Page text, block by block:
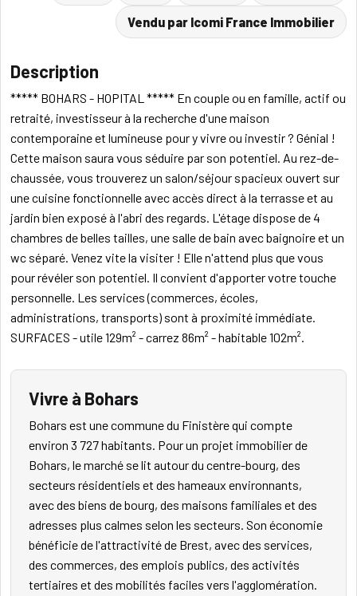
Vendu par Icomi France Immobilier
Description
***** BOHARS - HOPITAL ***** En couple ou en famille, actif ou
retraité, investisseur à la recherche d'une maison
contemporaine et lumineuse pour y vivre ou investir ? Génial !
Cette maison saura vous séduire par son potentiel. Au rez-de-
chaussée, vous trouverez un salon/séjour spacieux ouvert sur
une cuisine fonctionnelle avec accès direct à la terrasse et au
jardin bien exposé à l'abri des regards. L'étage dispose de 4
chambres de belles tailles, une salle de bain avec baignoire et un
wc séparé. Venez vite la visiter ! Elle n'attend plus que vous
pour révéler son potentiel. Il convient d'apporter votre touche
personnelle. Les services (commerces, écoles,
administrations, transports) sont à proximité immédiate.
SURFACES - utile 129m² - carrez 86m² - habitable 102m².
Vivre à Bohars
Bohars est une commune du Finistère qui compte
environ 3 727 habitants. Pour un projet immobilier de
Bohars, le marché se lit autour du centre-bourg, des
secteurs résidentiels et des hameaux environnants,
avec des biens de bourg, des maisons familiales et des
adresses plus calmes selon les secteurs. Son économie
bénéficie de l'attractivité de Brest, avec des services,
des commerces, des emplois publics, des activités
tertiaires et des mobilités faciles vers l'agglomération.